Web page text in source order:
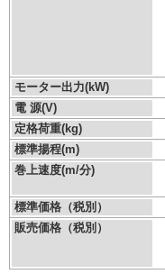
モーター出力(kW)
電 源(V)
定格荷重(kg)
標準揚程(m)
巻上速度(m/分)
標準価格（税別）
販売価格（税別）